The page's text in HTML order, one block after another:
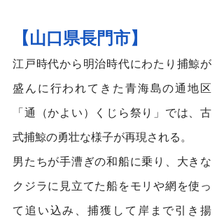
【山口県長門市】
江戸時代から明治時代にわたり捕鯨が
盛んに行われてきた青海島の通地区
「通（かよい）くじら祭り」では、古
式捕鯨の勇壮な様子が再現される。
男たちが手漕ぎの和船に乗り、大きな
クジラに見立てた船をモリや網を使っ
て追い込み、捕獲して岸まで引き揚